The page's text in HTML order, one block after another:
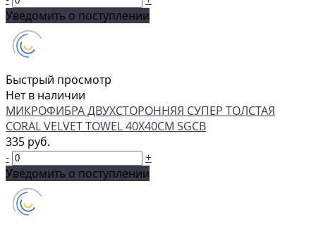
Уведомить о поступлении
Быстрый просмотр
Нет в наличии
МИКРОФИБРА ДВУХСТОРОННЯЯ СУПЕР ТОЛСТАЯ
CORAL VELVET TOWEL 40Х40СМ SGCB
335 руб.
-
+
Уведомить о поступлении